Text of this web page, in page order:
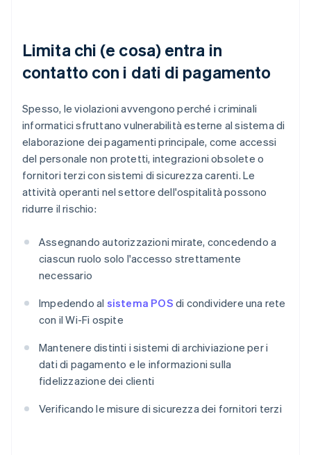
Limita chi (e cosa) entra in
contatto con i dati di pagamento
Spesso, le violazioni avvengono perché i criminali
informatici sfruttano vulnerabilità esterne al sistema di
elaborazione dei pagamenti principale, come accessi
del personale non protetti, integrazioni obsolete o
fornitori terzi con sistemi di sicurezza carenti. Le
attività operanti nel settore dell'ospitalità possono
ridurre il rischio:
Assegnando autorizzazioni mirate, concedendo a
ciascun ruolo solo l'accesso strettamente
necessario
Impedendo al sistema POS di condividere una rete
con il Wi-Fi ospite
Mantenere distinti i sistemi di archiviazione per i
dati di pagamento e le informazioni sulla
fidelizzazione dei clienti
Verificando le misure di sicurezza dei fornitori terzi